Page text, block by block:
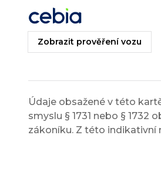
Zobrazit prověření vozu
Údaje obsažené v této
smyslu § 1731 nebo § 1732
zákoníku. Z této indikativní